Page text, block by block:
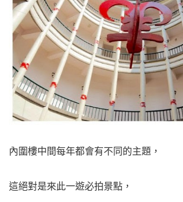
內圍樓中間每年都會有不同的主題，
這絕對是來此一遊必拍景點，